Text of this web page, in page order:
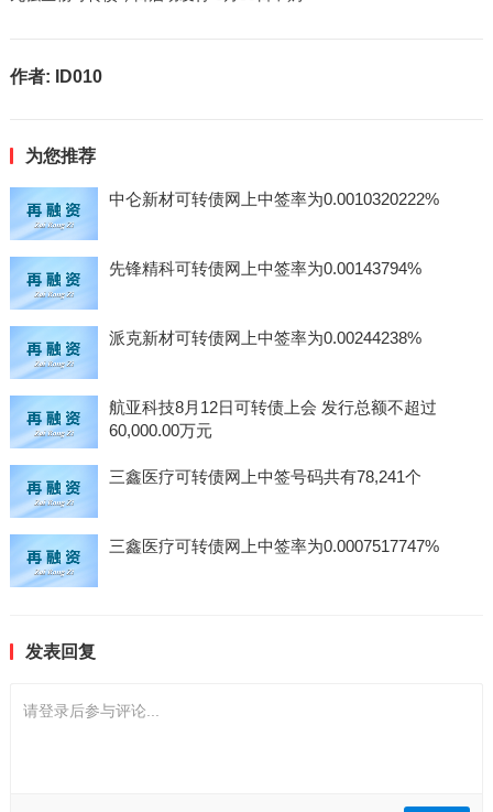
作者: ID010
为您推荐
中仑新材可转债网上中签率为0.0010320222%
先锋精科可转债网上中签率为0.00143794%
派克新材可转债网上中签率为0.00244238%
航亚科技8月12日可转债上会 发行总额不超过
60,000.00万元
三鑫医疗可转债网上中签号码共有78,241个
三鑫医疗可转债网上中签率为0.0007517747%
发表回复
请登录后参与评论...